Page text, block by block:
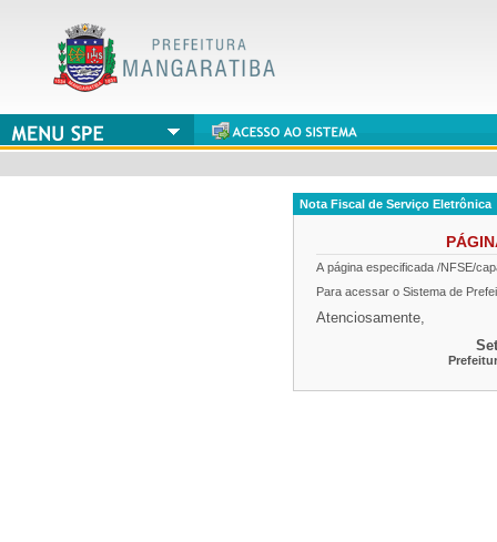
Nota Fiscal de Serviço Eletrônica
A página especificada /NFSE/
Para acessar o Sistema de
Atenciosamente,